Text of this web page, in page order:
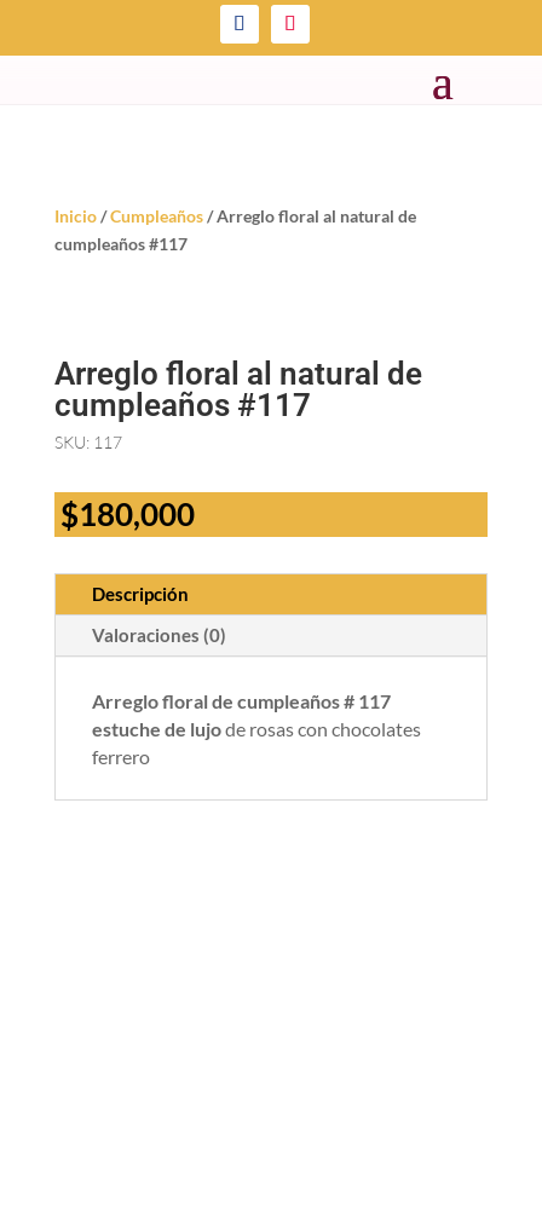
Inicio/Cumpleaños/ Arreglo floral al natural de
cumpleaños #117
Arreglo floral al natural de
cumpleaños #117
SKU: 117
$180,000
Descripción
Valoraciones (0)
Arreglo floral de cumpleaños # 117
estuche de lujode rosas con chocolates
ferrero